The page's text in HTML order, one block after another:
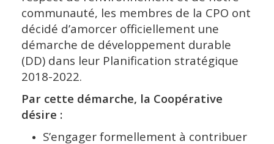
communauté, les membres de la CPO ont
décidé d’amorcer officiellement une
démarche de développement durable
(DD) dans leur Planification stratégique
2018-2022.
Par cette démarche, la Coopérative
désire :
S’engager formellement à contribuer